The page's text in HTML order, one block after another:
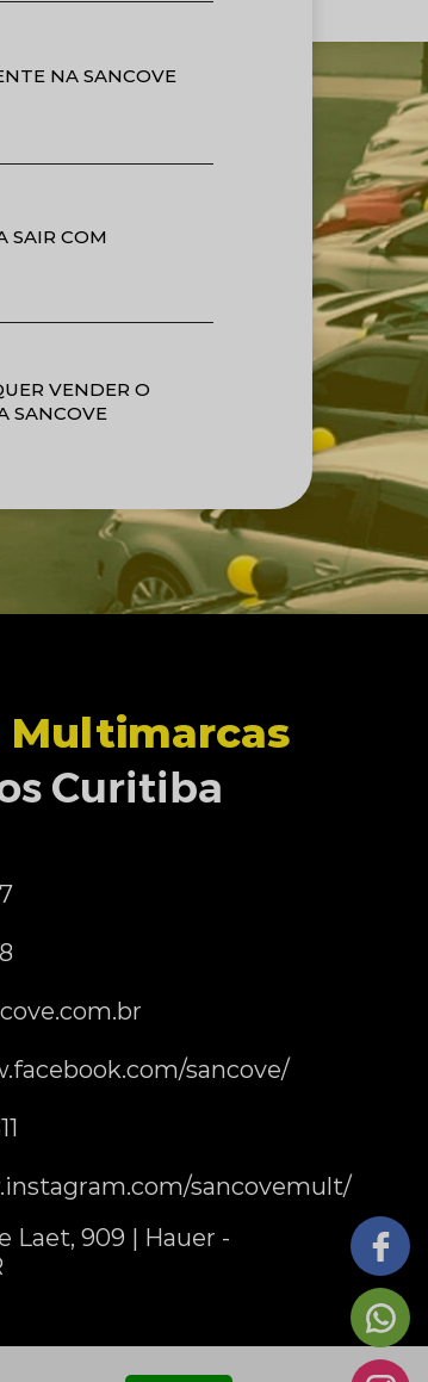
NA SANCOVE
SAIR COM
VENDER O
SANCOVE
Multimarcas
Curitiba
sancove/
sancovemult/
Laet, 909 | Hauer -